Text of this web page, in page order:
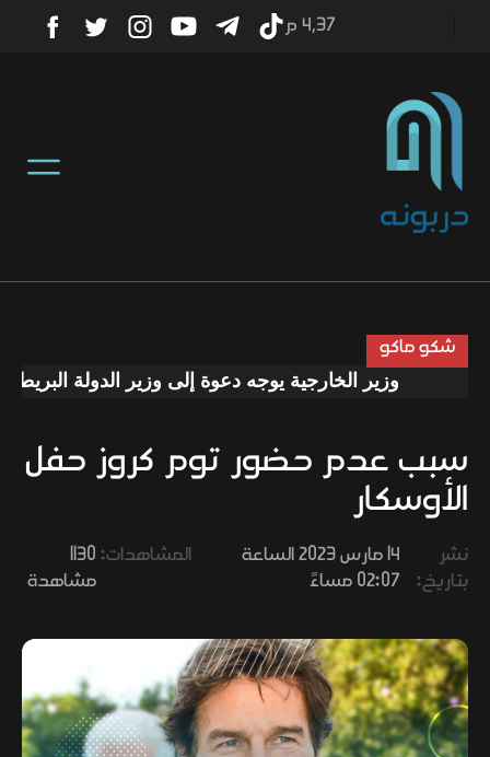
أخبار
رياضة
صحة
ثقافة
وفنون
4٫37 م
شكو ماكو
وزير الخارجية يوجه دعوة إلى وزير الدولة البريطاني
سبب عدم حضور توم كروز حفل
الأوسكار
نشر
بتاريخ:
14 مارس 2023 الساعة
02:07 مساءً
المشاهدات: 1130
مشاهدة